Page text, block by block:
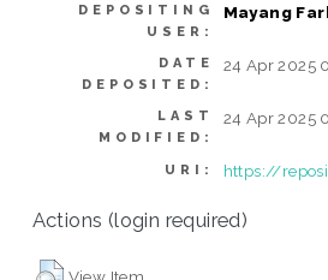
DEPOSITING
USER:
Mayang
DATE
DEPOSITED:
24 Apr 2025
LAST
MODIFIED:
24 Apr 2025
URI: https://
Actions (login required)
View Item